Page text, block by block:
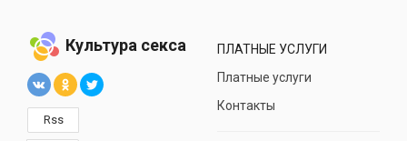
Культура секса
Rss
ПЛАТНЫЕ УСЛУГИ
Платные услуги
Контакты